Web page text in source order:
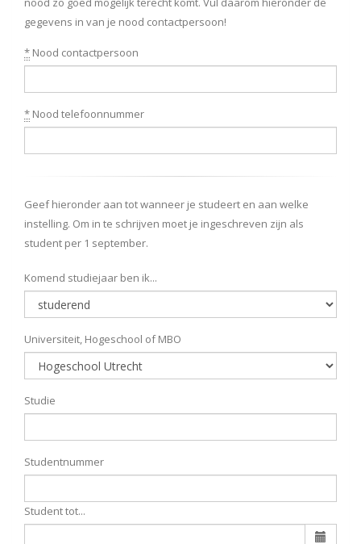
gegevens in van je nood contactpersoon!
* Nood contactpersoon
* Nood telefoonnummer
Geef hieronder aan tot wanneer je studeert en aan welke
instelling. Om in te schrijven moet je ingeschreven zijn als
student per 1 september.
Komend studiejaar ben ik...
Universiteit, Hogeschool of MBO
Studie
Studentnummer
Student tot...